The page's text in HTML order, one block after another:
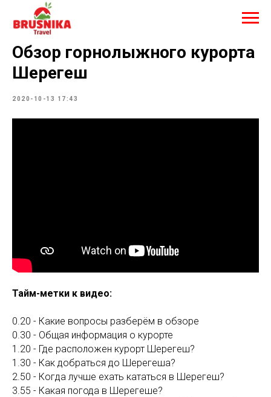
Обзор горнолыжного курорта
Шерегеш
2020-10-13 17:43
Тайм-метки к видео:
0.20 - Какие вопросы разберём в обзоре
0.30 - Общая информация о курорте
1.20 - Где расположен курорт Шерегеш?
1.30 - Как добраться до Шерегеша?
2.50 - Когда лучше ехать кататься в Шерегеш?
3.55 - Какая погода в Шерегеше?